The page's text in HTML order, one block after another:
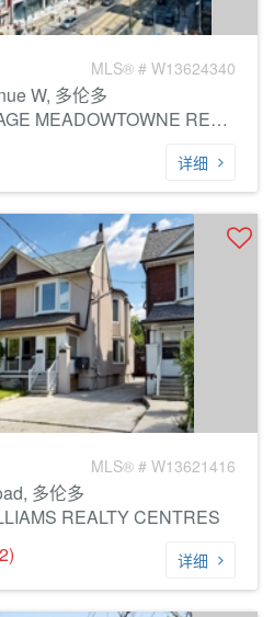
MLS® # W13624340
W, 多伦多
经纪公司: ROYAL LEPAGE MEADOWTOWNE REALTY
详细
MLS® # W13621416
多伦多
REALTY CENTRES
详细